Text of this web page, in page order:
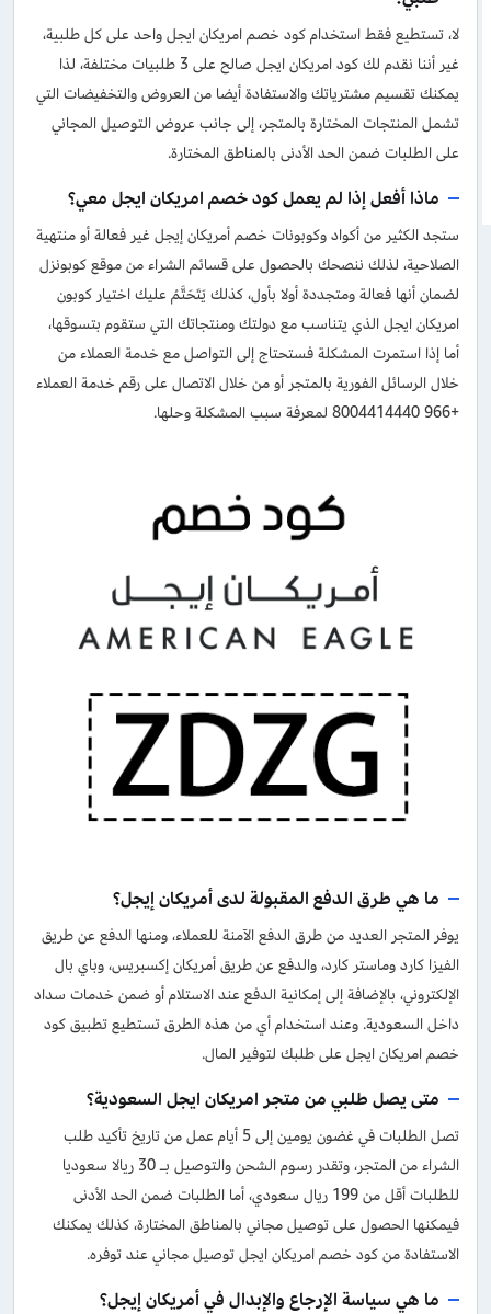
لا، تستطيع فقط استخدام كود خصم امريكان ايجل واحد على كل طلبية،
غير أننا نقدم لك كود امريكان ايجل صالح على 3 طلبيات مختلفة، لذا
يمكنك تقسيم مشترياتك والاستفادة أيضا من العروض والتخفيضات التي
تشمل المنتجات المختارة بالمتجر، إلى جانب عروض التوصيل المجاني
على الطلبات ضمن الحد الأدنى بالمناطق المختارة.
ماذا أفعل إذا لم يعمل كود خصم امريكان ايجل معي؟
ستجد الكثير من أكواد وكوبونات خصم أمريكان إيجل غير فعالة أو منتهية
الصلاحية، لذلك ننصحك بالحصول على قسائم الشراء من موقع كوبونزل
لضمان أنها فعالة ومتجددة أولا بأول، كذلك يَتَحَتَّمُ عليك اختيار كوبون
امريكان ايجل الذي يتناسب مع دولتك ومنتجاتك التي ستقوم بتسوقها،
أما إذا استمرت المشكلة فستحتاج إلى التواصل مع خدمة العملاء من
خلال الرسائل الفورية بالمتجر أو من خلال الاتصال على رقم خدمة العملاء
+966 8004414440 لمعرفة سبب المشكلة وحلها.
ما هي طرق الدفع المقبولة لدى أمريكان إيجل؟
يوفر المتجر العديد من طرق الدفع الآمنة للعملاء، ومنها الدفع عن طريق
الفيزا كارد وماستر كارد، والدفع عن طريق أمريكان إكسبريس، وباي بال
الإلكتروني، بالإضافة إلى إمكانية الدفع عند الاستلام أو ضمن خدمات سداد
داخل السعودية. وعند استخدام أي من هذه الطرق تستطيع تطبيق كود
خصم امريكان ايجل على طلبك لتوفير المال.
متى يصل طلبي من متجر امريكان ايجل السعودية؟
تصل الطلبات في غضون يومين إلى 5 أيام عمل من تاريخ تأكيد طلب
الشراء من المتجر، وتقدر رسوم الشحن والتوصيل بـ 30 ريالا سعوديا
للطلبات أقل من 199 ريال سعودي، أما الطلبات ضمن الحد الأدنى
فيمكنها الحصول على توصيل مجاني بالمناطق المختارة، كذلك يمكنك
الاستفادة من كود خصم امريكان ايجل توصيل مجاني عند توفره.
ما هي سياسة الإرجاع والإبدال في أمريكان إيجل؟